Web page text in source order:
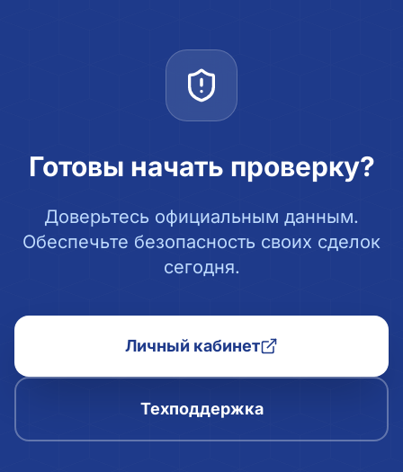
Готовы начать проверку?
Доверьтесь официальным данным.
Обеспечьте безопасность своих сделок
сегодня.
Личный кабинет
Техподдержка